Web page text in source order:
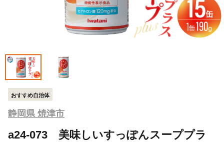
おすすめ自治体
静岡県 焼津市
a24-073 美味しいすっぽんスーププラ